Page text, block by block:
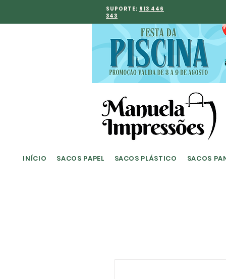
SUPORTE: 913 446
343
INÍCIO SACOS PAPEL SACOS PLÁSTICO SACOS